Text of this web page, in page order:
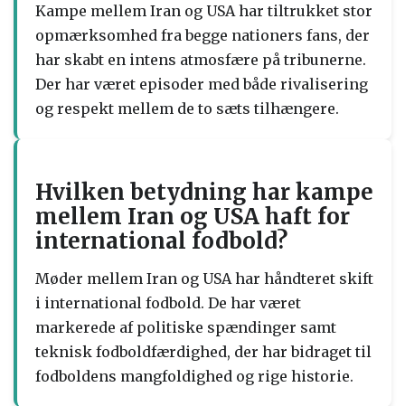
Kampe mellem Iran og USA har tiltrukket stor
opmærksomhed fra begge nationers fans, der
har skabt en intens atmosfære på tribunerne.
Der har været episoder med både rivalisering
og respekt mellem de to sæts tilhængere.
Hvilken betydning har kampe
mellem Iran og USA haft for
international fodbold?
Møder mellem Iran og USA har håndteret skift
i international fodbold. De har været
markerede af politiske spændinger samt
teknisk fodboldfærdighed, der har bidraget til
fodboldens mangfoldighed og rige historie.